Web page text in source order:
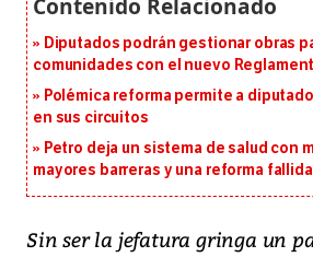
Diputados podrán gestionar obras
comunidades con el nuevo
Polémica reforma permite a
en sus circuitos
Petro deja un sistema de salud con
mayores barreras y una reforma fallida
Sin ser la jefatura gringa un